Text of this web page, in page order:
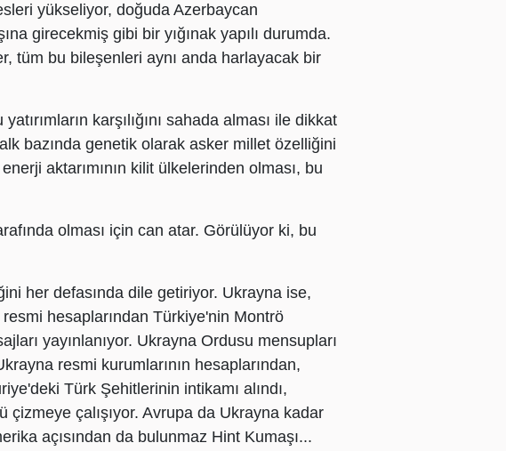
yükseliyor, doğuda Azerbaycan
girecekmiş gibi bir yığınak yapılı durumda.
tüm bu bileşenleri aynı anda harlayacak bir
karşılığını sahada alması ile dikkat
bazında genetik olarak asker millet özelliğini
aktarımının kilit ülkelerinden olması, bu
olması için can atar. Görülüyor ki, bu
her defasında dile getiriyor. Ukrayna ise,
hesaplarından Türkiye'nin Montrö
yayınlanıyor. Ukrayna Ordusu mensupları
resmi kurumlarının hesaplarından,
Türk Şehitlerinin intikamı alındı,
çalışıyor. Avrupa da Ukrayna kadar
açısından da bulunmaz Hint Kumaşı...